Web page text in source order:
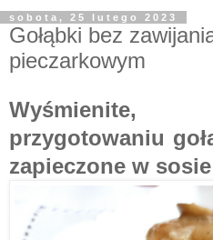
sobota, 25 lutego 2023
Gołąbki bez
pieczarkowym
przygotowaniu
zapieczone w